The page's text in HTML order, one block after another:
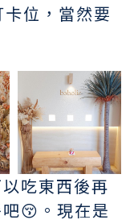
位，當然要
吃東西後再
😚。現在是